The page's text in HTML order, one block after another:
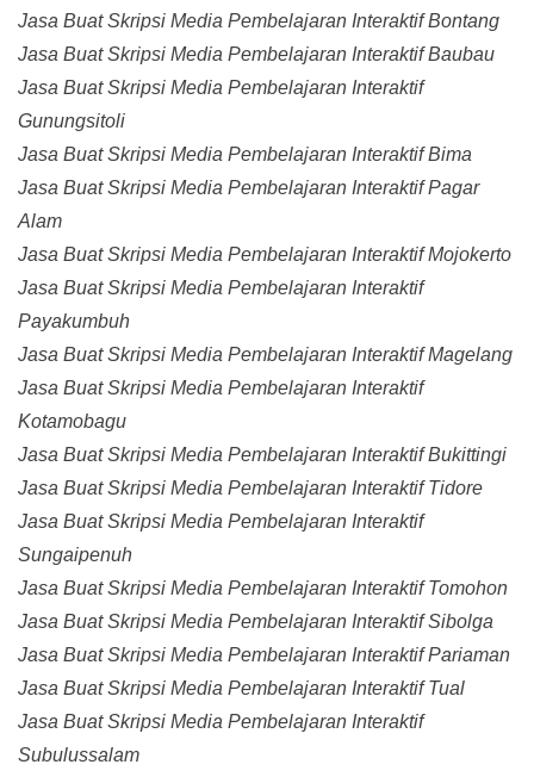
Jasa Buat Skripsi Media Pembelajaran Interaktif Bontang
Jasa Buat Skripsi Media Pembelajaran Interaktif Baubau
Jasa Buat Skripsi Media Pembelajaran Interaktif
Gunungsitoli
Jasa Buat Skripsi Media Pembelajaran Interaktif Bima
Jasa Buat Skripsi Media Pembelajaran Interaktif Pagar
Alam
Jasa Buat Skripsi Media Pembelajaran Interaktif Mojokerto
Jasa Buat Skripsi Media Pembelajaran Interaktif
Payakumbuh
Jasa Buat Skripsi Media Pembelajaran Interaktif Magelang
Jasa Buat Skripsi Media Pembelajaran Interaktif
Kotamobagu
Jasa Buat Skripsi Media Pembelajaran Interaktif Bukittingi
Jasa Buat Skripsi Media Pembelajaran Interaktif Tidore
Jasa Buat Skripsi Media Pembelajaran Interaktif
Sungaipenuh
Jasa Buat Skripsi Media Pembelajaran Interaktif Tomohon
Jasa Buat Skripsi Media Pembelajaran Interaktif Sibolga
Jasa Buat Skripsi Media Pembelajaran Interaktif Pariaman
Jasa Buat Skripsi Media Pembelajaran Interaktif Tual
Jasa Buat Skripsi Media Pembelajaran Interaktif
Subulussalam